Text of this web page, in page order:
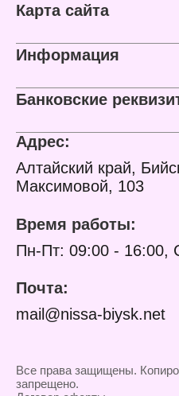
Упаковка: пакет
Карта сайта
Информация
Банковские
Адрес:
Алтайский край,
Максимовой, 103
Время работы:
Пн-Пт: 09:00 - 16:00,
Почта:
mail@nissa-biysk.net
Все права защищены.
запрещено.